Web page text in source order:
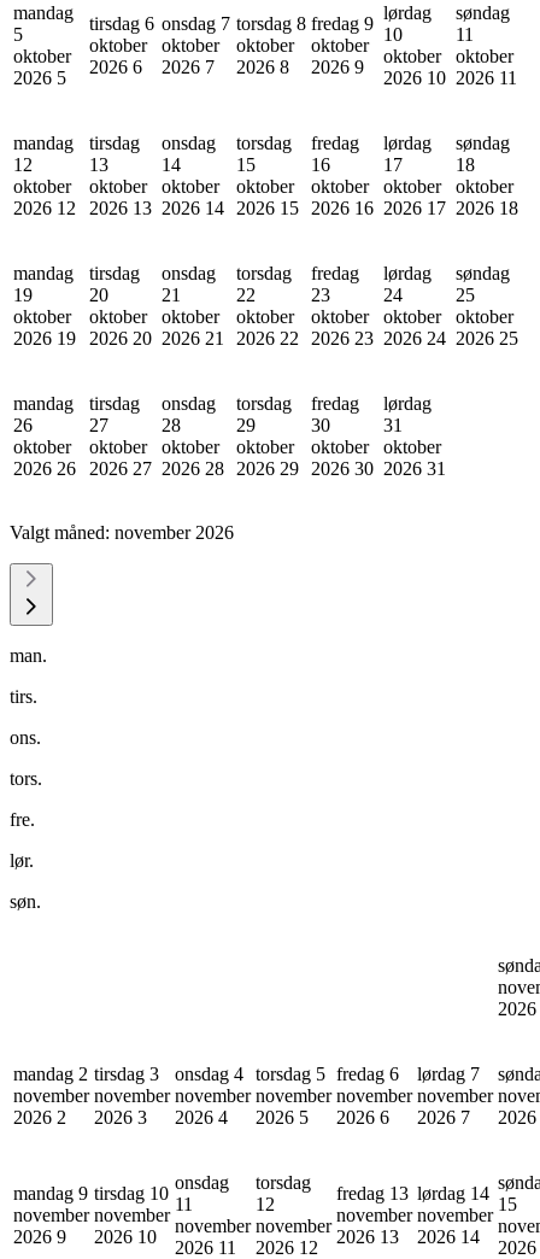
mandag
5
oktober
2026 5
tirsdag 6
oktober
2026 6
onsdag 7
oktober
2026 7
torsdag 8
oktober
2026 8
fredag 9
oktober
2026 9
lørdag
10
oktober
2026 10
søndag
11
oktober
2026 11
mandag
12
oktober
2026 12
tirsdag
13
oktober
2026 13
onsdag
14
oktober
2026 14
torsdag
15
oktober
2026 15
fredag
16
oktober
2026 16
lørdag
17
oktober
2026 17
søndag
18
oktober
2026 18
mandag
19
oktober
2026 19
tirsdag
20
oktober
2026 20
onsdag
21
oktober
2026 21
torsdag
22
oktober
2026 22
fredag
23
oktober
2026 23
lørdag
24
oktober
2026 24
søndag
25
oktober
2026 25
mandag
26
oktober
2026 26
tirsdag
27
oktober
2026 27
onsdag
28
oktober
2026 28
torsdag
29
oktober
2026 29
fredag
30
oktober
2026 30
lørdag
31
oktober
2026 31
Valgt måned: november 2026
man.
tirs.
ons.
tors.
fre.
lør.
søn.
2026
mandag 2
november
2026 2
tirsdag 3
november
2026 3
onsdag 4
november
2026 4
torsdag 5
november
2026 5
fredag 6
november
2026 6
lørdag 7
november
2026 7
2026
mandag 9
november
2026 9
tirsdag 10
november
2026 10
onsdag
11
november
2026 11
torsdag
12
november
2026 12
fredag 13
november
2026 13
lørdag 14
november
2026 14
15
2026